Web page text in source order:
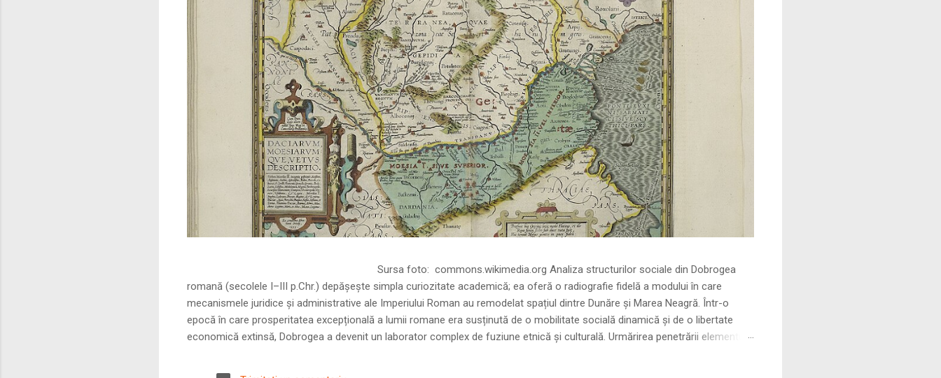
Sursa foto: commons.wikimedia.org Analiza structurilor sociale din Dobrogea
romană (secolele I–III p.Chr.) depășește simpla curiozitate academică; ea oferă o radiografie fidelă a modului în care
mecanismele juridice și administrative ale Imperiului Roman au remodelat spațiul dintre Dunăre și Marea Neagră. Într-o
epocă în care prosperitatea excepțională a lumii romane era susținută de o mobilitate socială dinamică și de o libertate
economică extinsă, Dobrogea a devenit un laborator complex de fuziune etnică și culturală. Urmărirea penetrării elementului
precizie profunzimea și ritmul procesului de rom...